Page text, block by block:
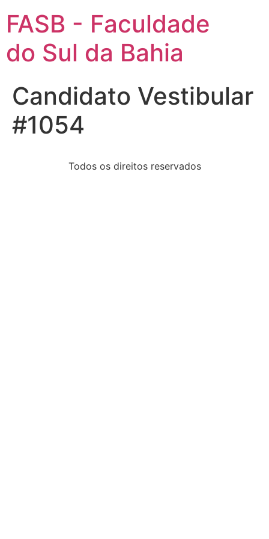
FASB - Faculdade
do Sul da Bahia
Candidato Vestibular
#1054
Todos os direitos reservados